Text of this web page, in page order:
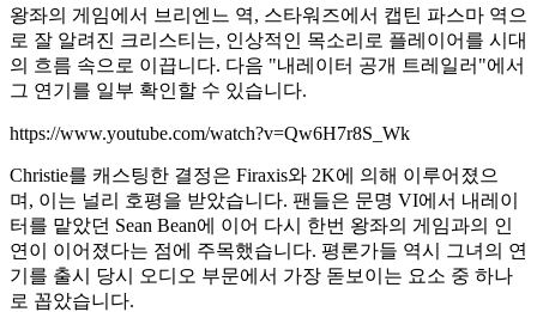
왕좌의 게임에서 브리엔느 역, 스타워즈에서 캡틴 파스마 역으
로 잘 알려진 크리스티는, 인상적인 목소리로 플레이어를 시대
의 흐름 속으로 이끕니다. 다음 "내레이터 공개 트레일러"에서
그 연기를 일부 확인할 수 있습니다.
https://www.youtube.com/watch?v=Qw6H7r8S_Wk
Christie를 캐스팅한 결정은 Firaxis와 2K에 의해 이루어졌으
며, 이는 널리 호평을 받았습니다. 팬들은 문명 VI에서 내레이
터를 맡았던 Sean Bean에 이어 다시 한번 왕좌의 게임과의 인
연이 이어졌다는 점에 주목했습니다. 평론가들 역시 그녀의 연
기를 출시 당시 오디오 부문에서 가장 돋보이는 요소 중 하나
로 꼽았습니다.